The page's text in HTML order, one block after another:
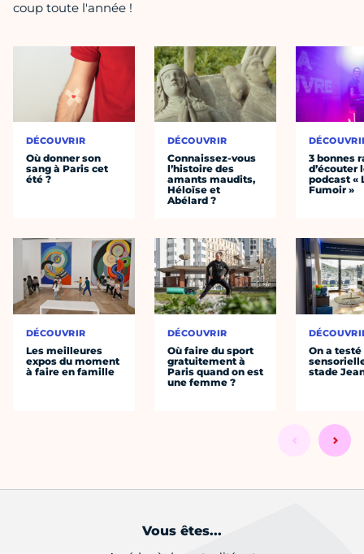
coup toute l'année !
DÉCOUVRIR
Où donner son
sang à Paris cet
été ?
DÉCOUVRIR
Les meilleures
expos du moment
à faire en famille
DÉCOUVRIR
Connaissez-vous
l’histoire des
amants maudits,
Héloïse et
Abélard ?
DÉCOUVRIR
Où faire du sport
gratuitement à
Paris quand on est
une femme ?
3 bonnes
d’écouter
podcast «
Fumoir »
On a
stade
Vous êtes...